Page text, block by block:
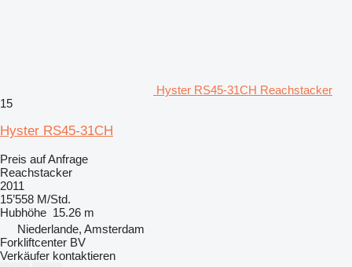
Hyster RS45-31CH Reachstacker
15
Hyster RS45-31CH
Preis auf Anfrage
Reachstacker
2011
15’558 M/Std.
Hubhöhe 15.26 m
Niederlande, Amsterdam
Forkliftcenter BV
Verkäufer kontaktieren